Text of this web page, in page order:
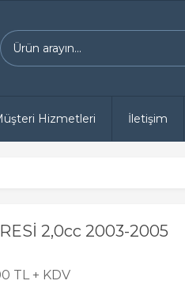
Hizmetleri İletişim
2,0cc 2003-2005
TL + KDV